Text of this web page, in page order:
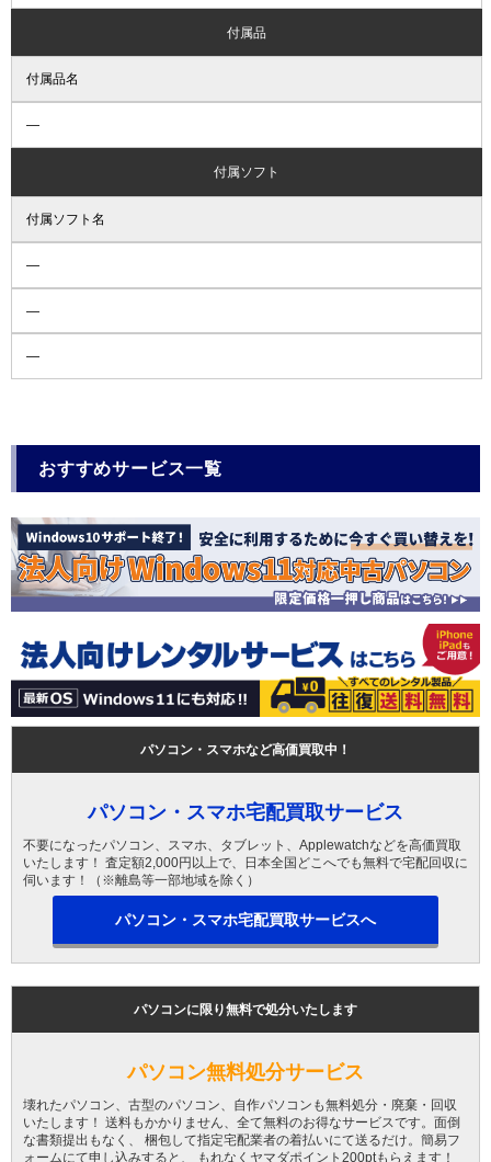
付属品
付属品名
―
付属ソフト
付属ソフト名
―
―
―
おすすめサービス一覧
パソコン・スマホなど高価買取中！
パソコン・スマホ宅配買取サービス
不要になったパソコン、スマホ、タブレット、Applewatchなどを高価買取
いたします！ 査定額2,000円以上で、日本全国どこへでも無料で宅配回収に
伺います！（※離島等一部地域を除く）
パソコン・スマホ宅配買取サービスへ
パソコンに限り無料で処分いたします
パソコン無料処分サービス
壊れたパソコン、古型のパソコン、自作パソコンも無料処分・廃棄・回収
いたします！ 送料もかかりません、全て無料のお得なサービスです。面倒
な書類提出もなく、 梱包して指定宅配業者の着払いにて送るだけ。簡易フ
ォームにて申し込みすると、 もれなくヤマダポイント200ptもらえます！